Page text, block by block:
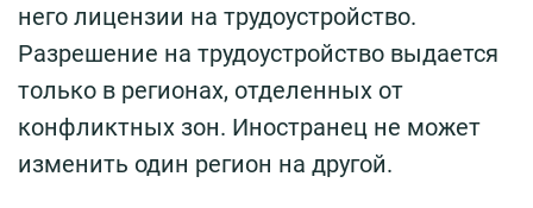
него лицензии на трудоустройство.
Разрешение на трудоустройство выдается
только в регионах, отделенных от
конфликтных зон. Иностранец не может
изменить один регион на другой.